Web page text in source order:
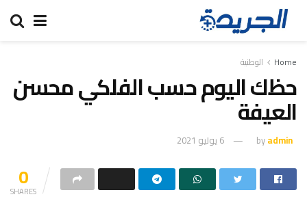
Home الوطنية
حظك اليوم حسب الفلكي محسن
العيفة
byadmin 6 يوليو 2021
0
SHARES